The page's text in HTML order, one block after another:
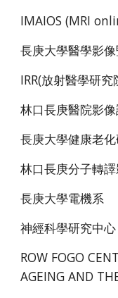
IMAIOS (MRI
長庚大學醫學影
IRR(放射醫學研究
林口長庚醫院影
長庚大學健康老
林口長庚分子轉
長庚大學電機系
神經科學研究中心
ROW FOGO
AGEING AND